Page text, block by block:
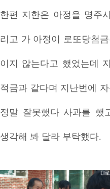
한편 지한은 아정을 명주
리고 가 아정이 로또당첨
이지 않는다고 했었는데
적금과 같다며 지난번에
정말 잘못했다 사과를 했
생각해 봐 달라 부탁했다.